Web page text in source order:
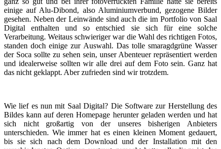
einige auf Alu-Dibond, also Aluminiumverbund, gezogene Bilder
gesehen. Neben der Leinwände sind auch die im Portfolio von Saal
Digital enthalten und so entschied sie sich für eine solche
Verarbeitung. Weitaus schwieriger war die Wahl des richtigen Fotos,
standen doch einige zur Auswahl. Das tolle smaragdgrüne Wasser
der Soca sollte zu sehen sein, unser Abenteuer repräsentiert werden
und idealerweise sollten wir alle drei auf dem Foto sein. Ganz hat
das nicht geklappt. Aber zufrieden sind wir trotzdem.
Wie lief es nun mit Saal Digital? Die Software zur Herstellung des
Bildes kann auf deren Homepage herunter geladen werden und hat
sich nicht großartig von der unseres bisherigen Anbieters
unterschieden. Wie immer hat es einen kleinen Moment gedauert,
bis sie sich nach dem Download und der Installation mit den